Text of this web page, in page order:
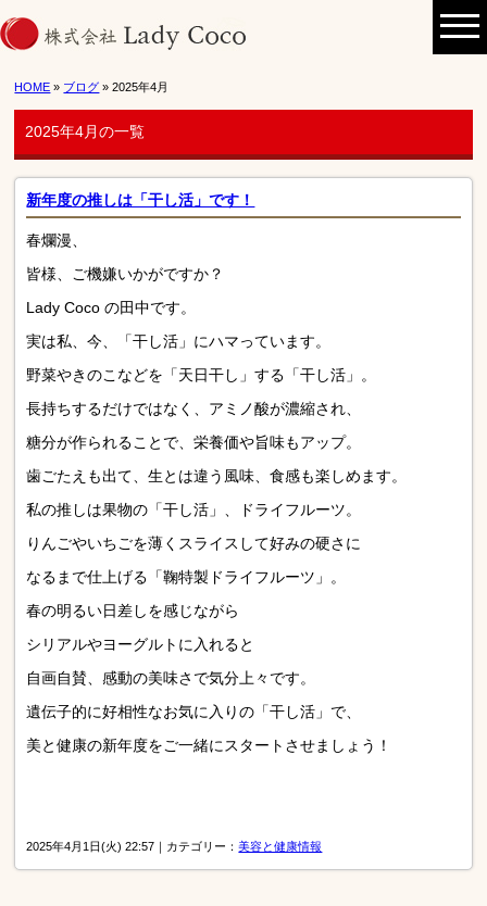
HOME » ブログ » 2025年4月
2025年4月の一覧
新年度の推しは「干し活」です！
春爛漫、
皆様、ご機嫌いかがですか？
Lady Coco の田中です。
実は私、今、「干し活」にハマっています。
野菜やきのこなどを「天日干し」する「干し活」。
長持ちするだけではなく、アミノ酸が濃縮され、
糖分が作られることで、栄養価や旨味もアップ。
歯ごたえも出て、生とは違う風味、食感も楽しめます。
私の推しは果物の「干し活」、ドライフルーツ。
りんごやいちごを薄くスライスして好みの硬さに
なるまで仕上げる「鞠特製ドライフルーツ」。
春の明るい日差しを感じながら
シリアルやヨーグルトに入れると
自画自賛、感動の美味さで気分上々です。
遺伝子的に好相性なお気に入りの「干し活」で、
美と健康の新年度をご一緒にスタートさせましょう！
2025年4月1日(火) 22:57｜カテゴリー：美容と健康情報